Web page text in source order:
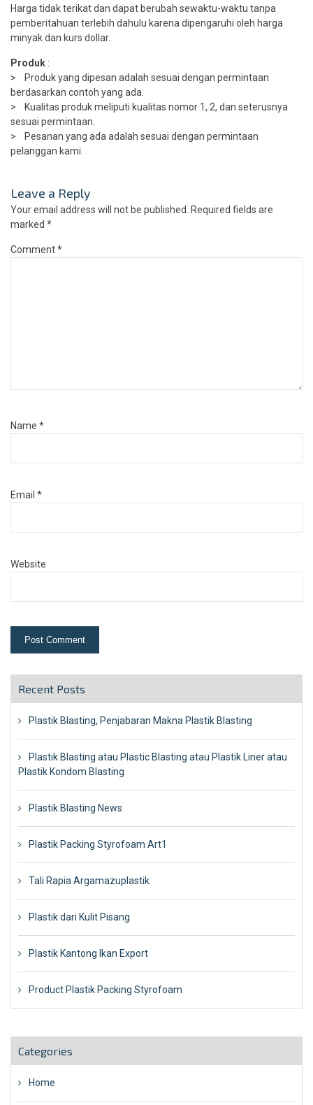
Harga tidak terikat dan dapat berubah sewaktu-waktu tanpa
pemberitahuan terlebih dahulu karena dipengaruhi oleh harga
minyak dan kurs dollar.
Produk :
> Produk yang dipesan adalah sesuai dengan permintaan
berdasarkan contoh yang ada.
> Kualitas produk meliputi kualitas nomor 1, 2, dan seterusnya
sesuai permintaan.
> Pesanan yang ada adalah sesuai dengan permintaan
pelanggan kami.
Leave a Reply
Your email address will not be published.
Required fields are
marked *
Comment*
Name *
Email *
Website
Recent Posts
Plastik Blasting, Penjabaran Makna Plastik Blasting
Plastik Blasting atau Plastic Blasting atau Plastik Liner atau
Plastik Kondom Blasting
Plastik Blasting News
Plastik Packing Styrofoam Art1
Tali Rapia Argamazuplastik
Plastik dari Kulit Pisang
Plastik Kantong Ikan Export
Product Plastik Packing Styrofoam
Categories
Home